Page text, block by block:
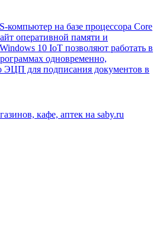
компьютер на базе процессора Core
оперативной памяти и
10 IoT позволяют работать в
одновременно,
ЭЦП для подписания документов в